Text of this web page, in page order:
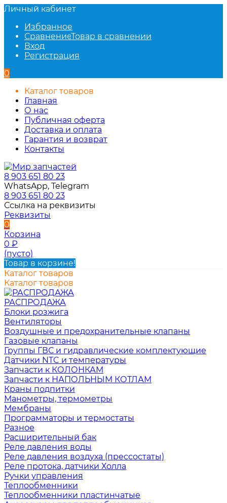
Личный кабинет
Избранное
СравнениеТовар в сравнении
Вход
Регистрация
0
Каталог товаров
Главная
О нас
Публичная оферта
Доставка и оплата
Гарантия и возврат
Контакты
8 903 651 80 23
WhatsApp, Telegram
8 903 651 80 23
Ссылка на реквизиты
Реквизиты
0
Корзина
0 ₽
(пусто)
Товар в корзине!
Каталог товаров
Каталог товаров
РАСПРОДАЖА
Блоки розжига
Вентиляторы
Воздушные и предохранительные клапаны
Газовые клапаны
Группы ГВС и гидравлические комплектующие
Датчики NTC и температуры
Запчасти к КОЛОНКАМ
Запчасти к НАПОЛЬНЫМ КОТЛАМ
Краны подпитки
Манометры, термометры
Мембраны
Программаторы и термостаты
Разное
Расширительный бак
Реле давления воды
Реле давления воздуха (прессостаты)
Реле протока, датчики Холла
Ручки управления
Теплообменники
Теплообменники пластинчатые